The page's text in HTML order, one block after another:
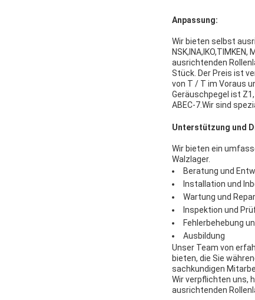
Anpassung:
Wir bieten selbst
ausrichtenden
Stück. Der Preis ist
von T / T im Voraus
Geräuschpegel ist
ABEC-7.Wir sind
Unterstützung und
Wir bieten ein
Walzlager.
Beratung und
Installation und
Wartung und
Inspektion und
Fehlerbehebung
Ausbildung
Unser Team von
bieten, die Sie
sachkundigen
Wir verpflichten uns,
ausrichtenden